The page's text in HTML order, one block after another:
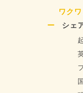
ワク
シェ